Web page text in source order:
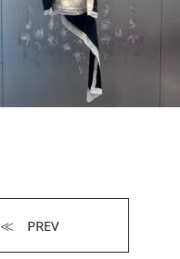
≪ PREV